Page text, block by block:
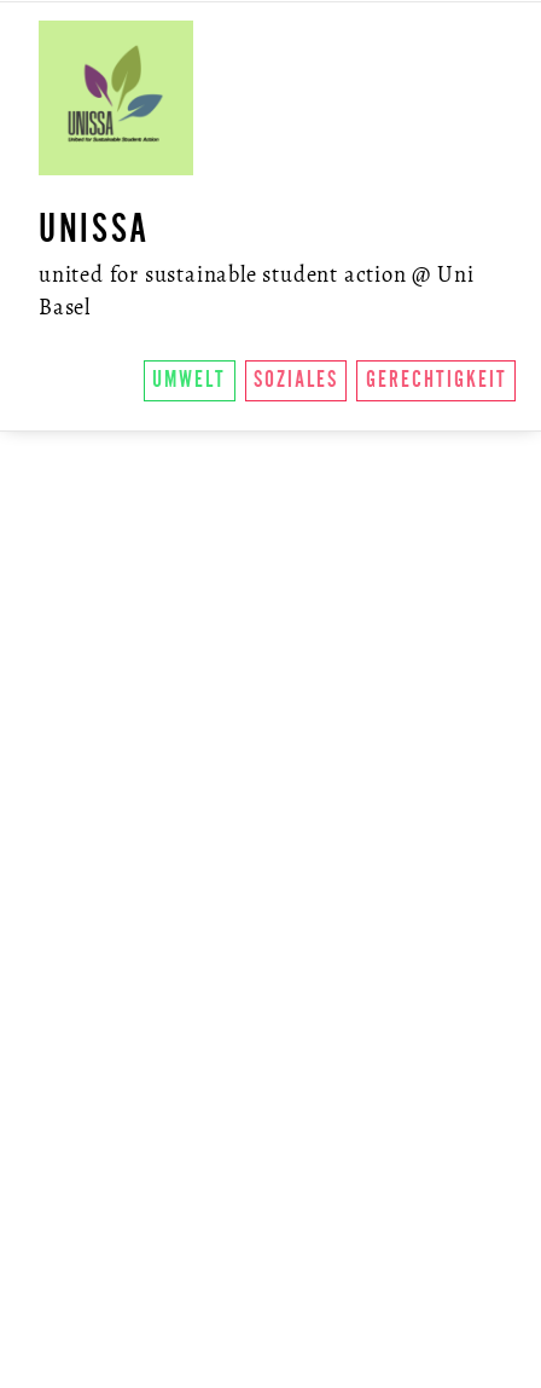
UNISSA
united for sustainable student action @ Uni
Basel
UMWELT SOZIALES GERECHTIGKEIT